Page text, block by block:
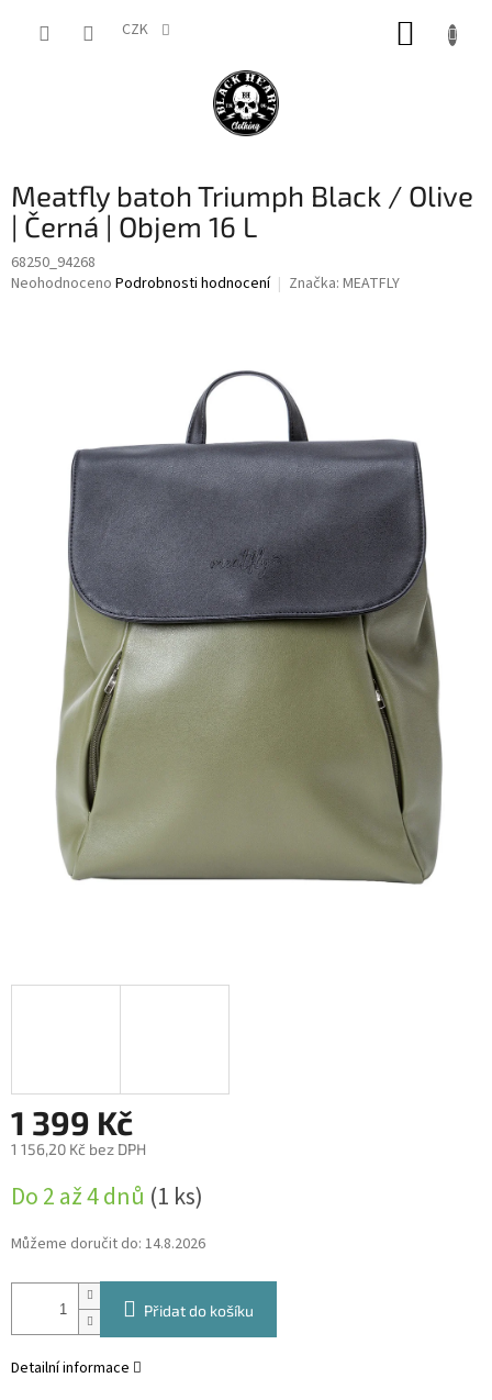
CZK
Meatfly batoh Triumph Black / Olive
| Černá | Objem 16 L
68250_94268
Průměrné
Neohodnoceno Podrobnosti hodnocení Značka: MEATFLY
1 399 Kč
1 156,20 Kč bez DPH
cena:
Do 2 až 4 dnů (1 ks)
Můžeme doručit do: 14.8.2026
Přidat do košíku
Detailní informace